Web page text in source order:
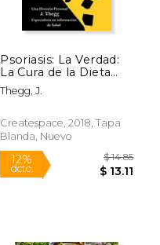
50%
dcto. $
Psoriasis: La Verdad:
La Cura de la Dieta
más Eficaz y Natural
Para el Cuero
y la Psoriasis Artrítica
Thegg, J.
Createspace, 2018, Tapa
Blanda, Nuevo